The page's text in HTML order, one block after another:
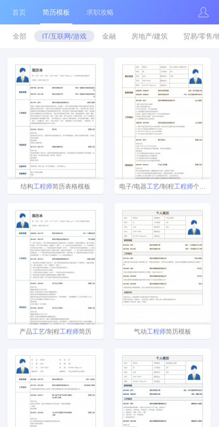
首页 简历模板 求职攻略
全部 IT/互联网/游戏 金融 房地产/建筑 贸易/零售/
结构工程师简历表格模板 电子/电器工艺/制程工程师个人简历
产品工艺/制程工程师简历 气动工程师简历模板